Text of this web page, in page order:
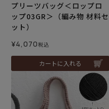
プリーツバッグ＜ロップロ
ップ03GR＞（編み物 材料セ
ット）
¥4,070税込
カートに入れる